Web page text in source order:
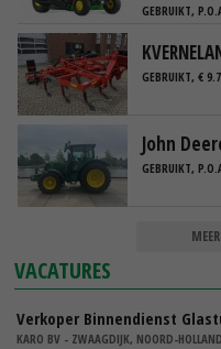
GEBRUIKT,
GEBRUIKT, €
John
GEBRUIKT,
VACATURES
Verkoper Binnendienst
KARO BV - ZWAAGDIJK, NOORD-